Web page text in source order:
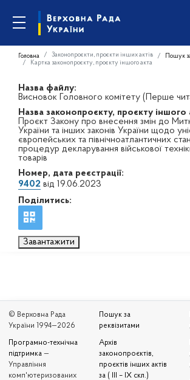
Головна Законопроєкти, проєкти інших актів
Пошук
Картка законопроєкту, проєкту іншого акта
Назва файлу:
Висновок Головного комітету (Перше
Назва законопроєкту, проєкту іншого
Проєкт Закону про внесення змін до
України та інших законів України щодо
європейських та північноатлантичних
процедур декларування військової
товарів
Номер, дата реєстрації:
9402 від 19.06.2023
Поділитись:
Завантажити
© Верховна Рада
України 1994—2026
Програмно-технічна
підтримка —
Управління
комп'ютеризованих
Пошук за
реквізитами
Архів
законопроєктів,
проєктів інших актів
за ( III – IX скл.)